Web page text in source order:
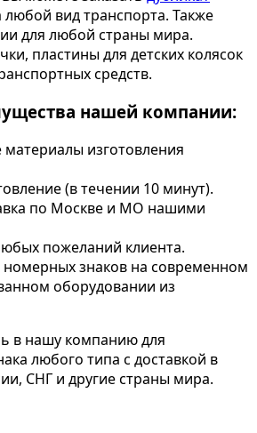
любой вид транспорта. Также
для любой страны мира.
пластины для детских колясок
средств.
нашей компании:
изготовления
(в течении 10 минут).
по Москве и МО нашими
пожеланий клиента.
номерных знаков на современном
оборудовании из
в нашу компанию для
любого типа с доставкой в
СНГ и другие страны мира.